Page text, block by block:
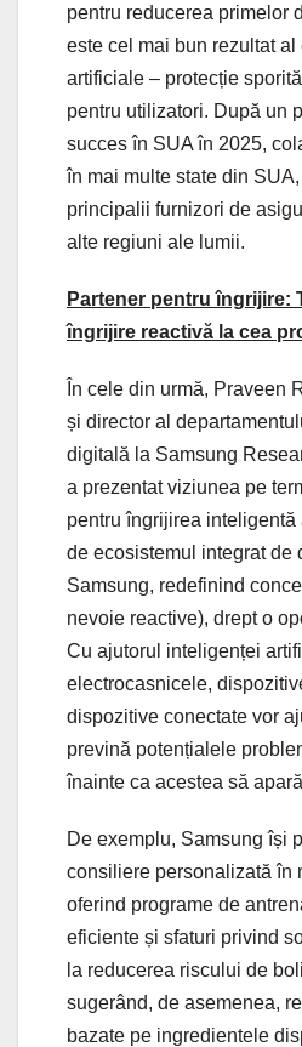
pentru reducerea primelor
este cel mai bun rezultat
artificiale – protecție
pentru utilizatori. După un
succes în SUA în 2025,
în mai multe state din
principalii furnizori de
alte regiuni ale lumii.
Partener pentru îngrijire:
îngrijire reactivă la cea
În cele din urmă, Praveen
și director al
digitală la Samsung
a prezentat viziunea pe
pentru îngrijirea inteligentă
de ecosistemul integrat de
Samsung, redefinind
nevoie reactive), drept o
Cu ajutorul inteligenței
electrocasnicele,
dispozitive conectate vor
prevină potențialele
înainte ca acestea să
De exemplu, Samsung își
consiliere personalizată în
oferind programe de
eficiente și sfaturi privind
la reducerea riscului de
sugerând, de asemenea,
bazate pe ingredientele